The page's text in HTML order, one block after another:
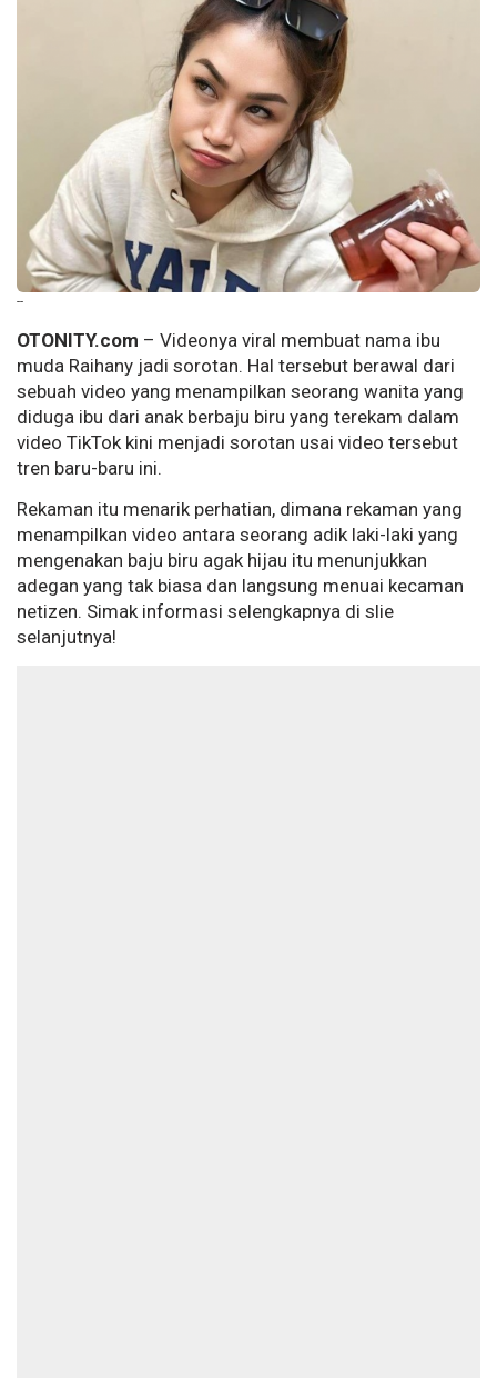
--
OTONITY.com – Videonya viral membuat nama ibu
muda Raihany jadi sorotan. Hal tersebut berawal dari
sebuah video yang menampilkan seorang wanita yang
diduga ibu dari anak berbaju biru yang terekam dalam
video TikTok kini menjadi sorotan usai video tersebut
tren baru-baru ini.
Rekaman itu menarik perhatian, dimana rekaman yang
menampilkan video antara seorang adik laki-laki yang
mengenakan baju biru agak hijau itu menunjukkan
adegan yang tak biasa dan langsung menuai kecaman
netizen. Simak informasi selengkapnya di slie
selanjutnya!